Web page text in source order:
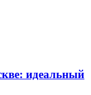
идеальный